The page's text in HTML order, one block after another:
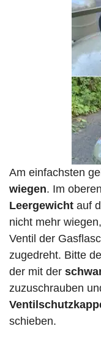
Am einfachsten
wiegen. Im
Leergewicht auf
nicht mehr
Ventil der
zugedreht. Bitte
der mit der
zuzuschrauben
schieben.